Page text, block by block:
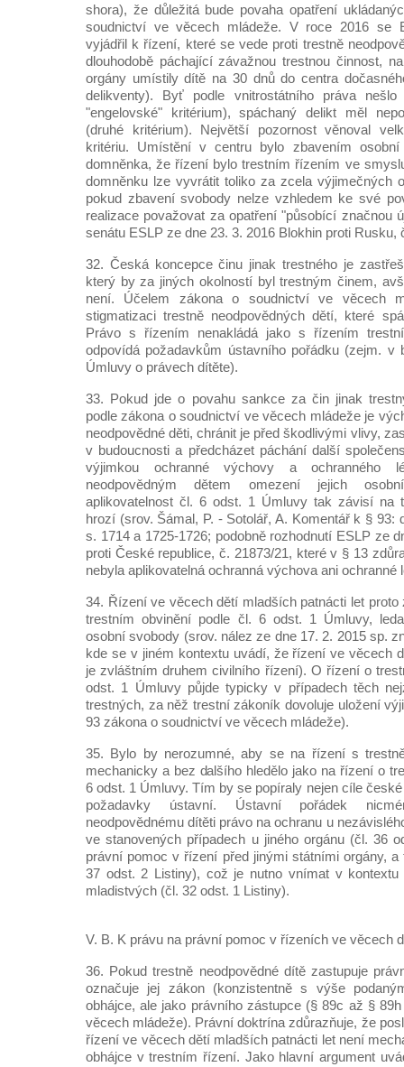
shora), že důležitá bude povaha opatření
soudnictví ve věcech mládeže. V roce 2016 se
vyjádřil k řízení, které se vede proti trestně
dlouhodobě páchající závažnou trestnou činnost,
orgány umístily dítě na 30 dnů do centra
delikventy). Byť podle vnitrostátního práva
"engelovské" kritérium), spáchaný delikt měl
(druhé kritérium). Největší pozornost věnoval
kritériu. Umístění v centru bylo zbavením
domněnka, že řízení bylo trestním řízením ve
domněnku lze vyvrátit toliko za zcela výjimečných
pokud zbavení svobody nelze vzhledem ke své
realizace považovat za opatření "působící značnou
senátu ESLP ze dne 23. 3. 2016 Blokhin proti Rusku,
32. Česká koncepce činu jinak trestného je
který by za jiných okolností byl trestným činem,
není. Účelem zákona o soudnictví ve věcech
stigmatizaci trestně neodpovědných dětí, které
Právo s řízením nenakládá jako s řízením
odpovídá požadavkům ústavního pořádku (zejm. v
Úmluvy o právech dítěte).
33. Pokud jde o povahu sankce za čin jinak
podle zákona o soudnictví ve věcech mládeže je
neodpovědné děti, chránit je před škodlivými vlivy,
v budoucnosti a předcházet páchání další
výjimkou ochranné výchovy a ochranného
neodpovědným dětem omezení jejich
aplikovatelnost čl. 6 odst. 1 Úmluvy tak závisí na
hrozí (srov. Šámal, P. - Sotolář, A. Komentář k § 93:
s. 1714 a 1725-1726; podobně rozhodnutí ESLP ze
proti České republice, č. 21873/21, které v § 13
nebyla aplikovatelná ochranná výchova ani ochranné
34. Řízení ve věcech dětí mladších patnácti let
trestním obvinění podle čl. 6 odst. 1 Úmluvy,
osobní svobody (srov. nález ze dne 17. 2. 2015 sp.
kde se v jiném kontextu uvádí, že řízení ve věcech
je zvláštním druhem civilního řízení). O řízení o
odst. 1 Úmluvy půjde typicky v případech těch
trestných, za něž trestní zákoník dovoluje uložení
93 zákona o soudnictví ve věcech mládeže).
35. Bylo by nerozumné, aby se na řízení s
mechanicky a bez dalšího hledělo jako na řízení o
6 odst. 1 Úmluvy. Tím by se popíraly nejen cíle
požadavky ústavní. Ústavní pořádek
neodpovědnému dítěti právo na ochranu u
ve stanovených případech u jiného orgánu (čl. 36
právní pomoc v řízení před jinými státními orgány,
37 odst. 2 Listiny), což je nutno vnímat v
mladistvých (čl. 32 odst. 1 Listiny).
V. B. K právu na právní pomoc v řízeních ve věcech
36. Pokud trestně neodpovědné dítě zastupuje
označuje jej zákon (konzistentně s výše
obhájce, ale jako právního zástupce (§ 89c až §
věcech mládeže). Právní doktrína zdůrazňuje, že
řízení ve věcech dětí mladších patnácti let není
obhájce v trestním řízení. Jako hlavní argument